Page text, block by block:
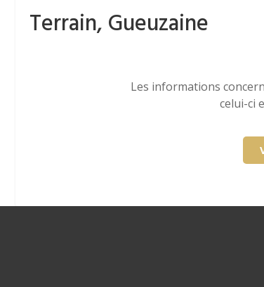
Terrain, Gueuzaine
Les informations
celui-ci